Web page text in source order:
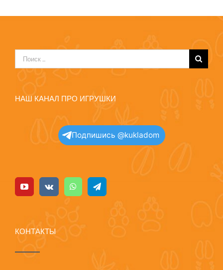
Результат
поиска:
НАШ КАНАЛ ПРО ИГРУШКИ
Подпишись @kukladom
КОНТАКТЫ